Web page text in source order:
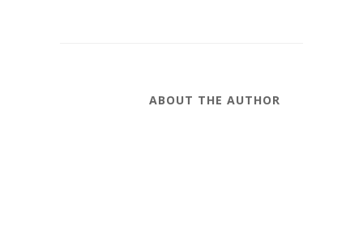
ABOUT THE AUTHOR